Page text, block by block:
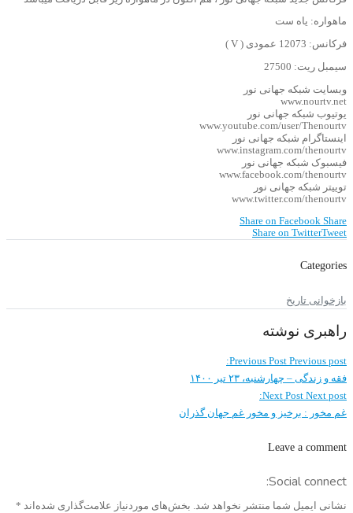
ماهواره: یاه ست
فرکانس: 12073 عمودی ( V )
سیمبل ریت: 27500
وبسایت شبکه جهانی نور
www.nourtv.net
یوتیوب شبکه جهانی نور
www.youtube.com/user/Thenourtv
اینستاگرام شبکه جهانی نور
www.instagram.com/thenourtv
فیسبوک شبکه جهانی نور
www.facebook.com/thenourtv
توییتر شبکه جهانی نور
www.twitter.com/thenourtv
Share on Facebook Share
Share on TwitterTweet
Categories
بازخوانی تاریخ
راهبری نوشته
Previous Post Previous post:
فقه و زندگی – چهارشنبه، ۲۳ تیر ۱۴۰۰
Next Post Next post:
غم مخور : برخیز و مخور غم جهان گذران
Leave a comment
Social connect:
نشانی ایمیل شما منتشر نخواهد شد. بخش‌های موردنیاز علامت‌گذاری شده‌اند *